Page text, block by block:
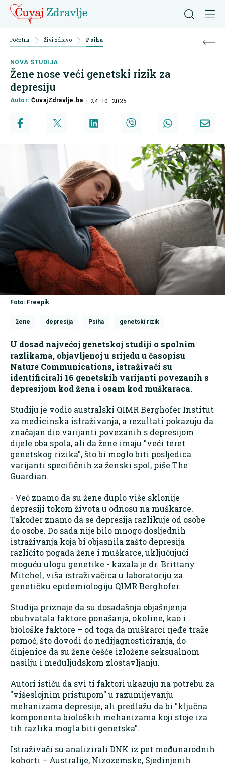
Početna Živi zdravo Psiha
NOVA STUDIJA
Žene nose veći genetski rizik za
depresiju
Autor:ČuvajZdravlje.ba 24. 10. 2025.
Foto: Freepik
žene depresija Psiha genetski rizik
U dosad najvećoj genetskoj studiji o spolnim
razlikama, objavljenoj u srijedu u časopisu
Nature Communications, istraživači su
identificirali 16 genetskih varijanti povezanih s
depresijom kod žena i osam kod muškaraca.
Studiju je vodio australski QIMR Berghofer Institut
za medicinska istraživanja, a rezultati pokazuju da
značajan dio varijanti povezanih s depresijom
dijele oba spola, ali da žene imaju "veći teret
genetskog rizika", što bi moglo biti posljedica
varijanti specifičnih za ženski spol, piše The
Guardian.
- Već znamo da su žene duplo više sklonije
depresiji tokom života u odnosu na muškarce.
Također znamo da se depresija razlikuje od osobe
do osobe. Do sada nije bilo mnogo dosljednih
istraživanja koja bi objasnila zašto depresija
različito pogađa žene i muškarce, uključujući
moguću ulogu genetike - kazala je dr. Brittany
Mitchel, viša istraživačica u laboratoriju za
genetičku epidemiologiju QIMR Berghofer.
Studija priznaje da su dosadašnja objašnjenja
obuhvatala faktore ponašanja, okoline, kao i
biološke faktore – od toga da muškarci rjeđe traže
pomoć, što dovodi do nedijagnosticiranja, do
činjenice da su žene češće izložene seksualnom
nasilju i međuljudskom zlostavljanju.
Autori ističu da svi ti faktori ukazuju na potrebu za
"višeslojnim pristupom" u razumijevanju
mehanizama depresije, ali predlažu da bi "ključna
komponenta bioloških mehanizama koji stoje iza
tih razlika mogla biti genetska".
Istraživači su analizirali DNK iz pet međunarodnih
kohorti – Australije, Nizozemske, Sjedinjenih